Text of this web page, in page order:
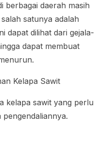
berbagai daerah masih
satunya adalah
dapat dilihat dari gejala-
dapat membuat
Kelapa Sawit
kelapa sawit yang perlu